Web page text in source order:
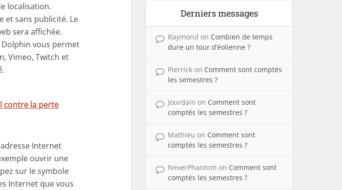
localisation.
et sans publicité. Le
sera affichée.
vous permet
Vimeo, Twitch et
contre la perte
Internet
ouvrir une
sur le symbole
Internet que vous
Derniers messages
Raymond on Combien de temps
dure un tour d’éolienne ?
Pierrick on Comment sont comptés
les semestres ?
Jourdain on Comment sont
comptés les semestres ?
Mathieu on Comment sont
comptés les semestres ?
NeverPhantom on Comment sont
comptés les semestres ?